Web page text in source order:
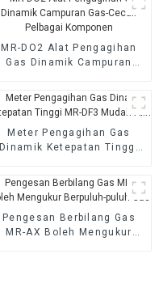
MR-DO2 Alat Pengagihan
Gas Dinamik Campuran
Komponen
Meter Pengagihan Gas
Dinamik Ketepatan Tinggi
Pengesan Berbilang Gas
MR-AX Boleh Mengukur